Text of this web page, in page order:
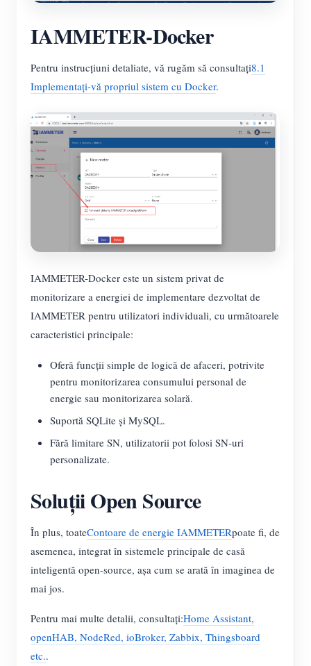
IAMMETER-Docker
Pentru instrucțiuni detaliate, vă rugăm să consultați8.1
Implementați-vă propriul sistem cu Docker.
IAMMETER-Docker este un sistem privat de
monitorizare a energiei de implementare dezvoltat de
IAMMETER pentru utilizatori individuali, cu următoarele
caracteristici principale:
Oferă funcții simple de logică de afaceri, potrivite
pentru monitorizarea consumului personal de
energie sau monitorizarea solară.
Suportă SQLite și MySQL.
Fără limitare SN, utilizatorii pot folosi SN-uri
personalizate.
Soluții Open Source
În plus, toateContoare de energie IAMMETERpoate fi, de
asemenea, integrat în sistemele principale de casă
inteligentă open-source, așa cum se arată în imaginea de
mai jos.
Pentru mai multe detalii, consultați:Home Assistant,
openHAB, NodeRed, ioBroker, Zabbix, Thingsboard
etc..